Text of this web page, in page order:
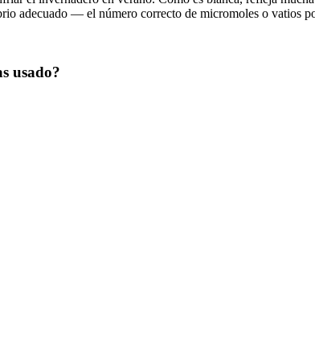
adecuado — el número correcto de micromoles o vatios
usado?